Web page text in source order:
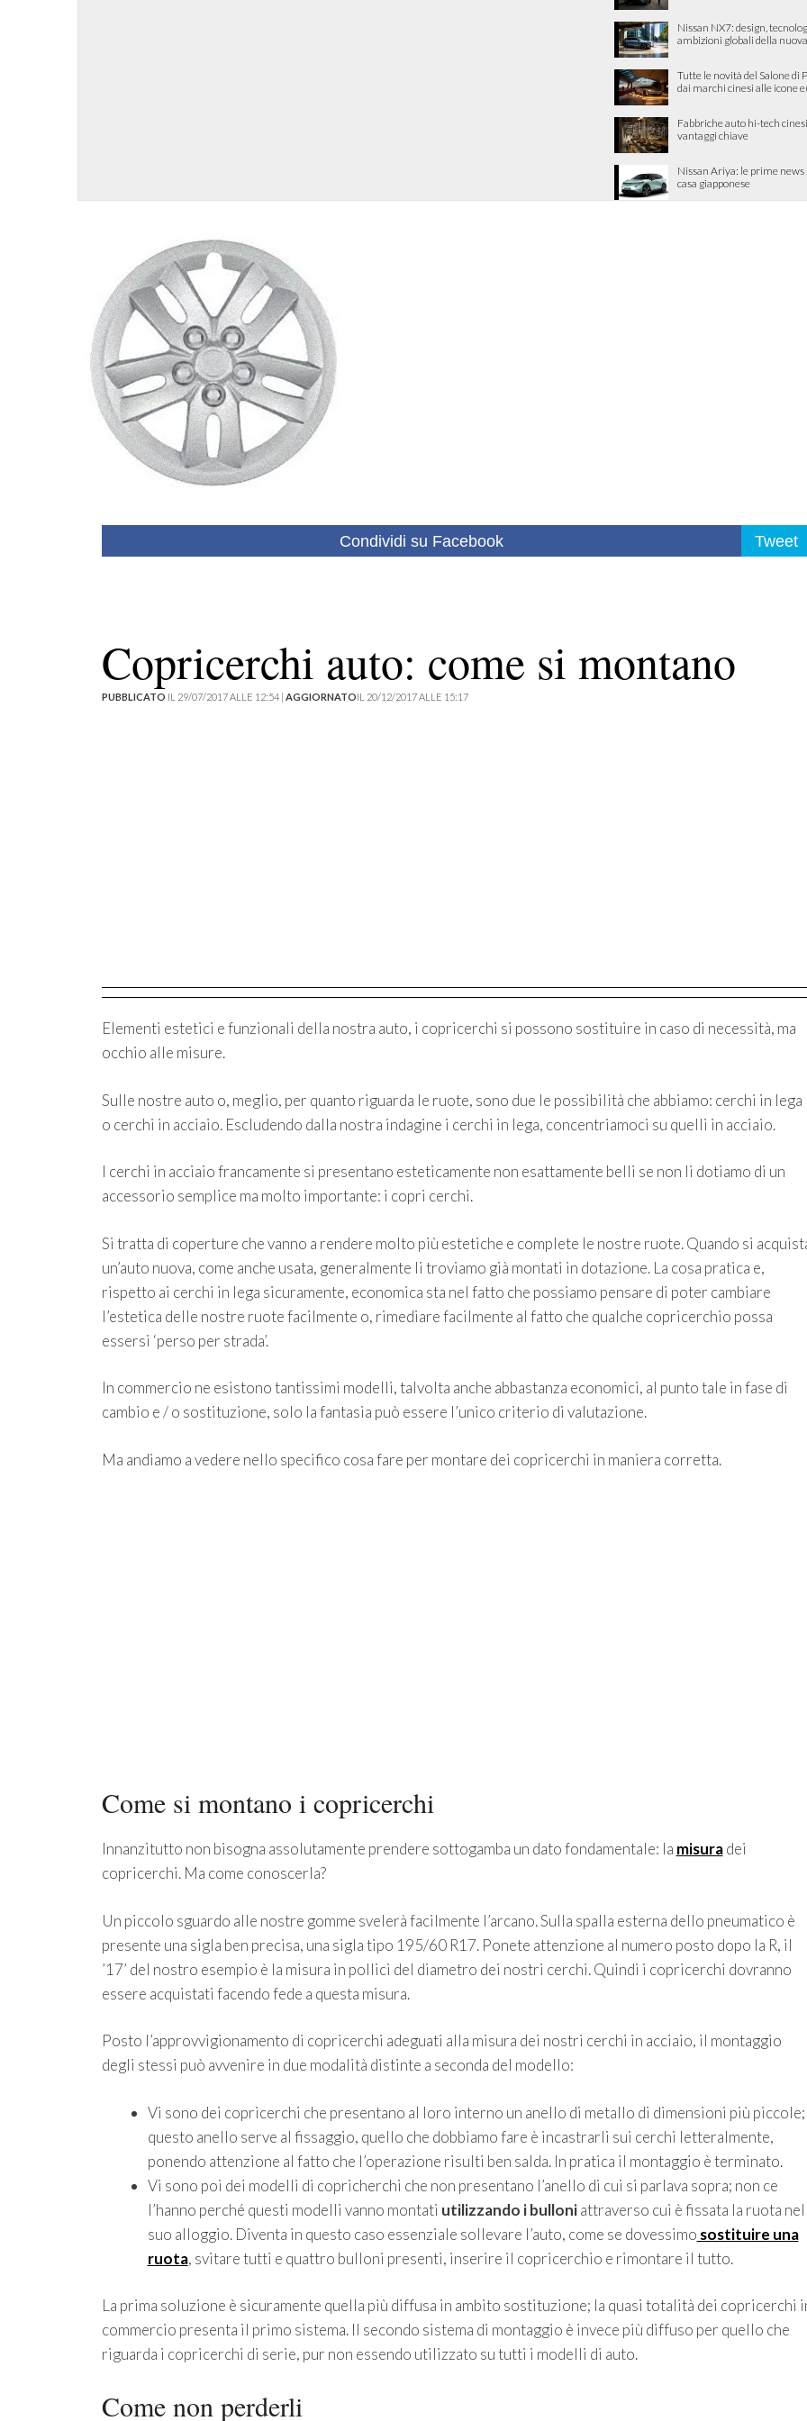
Nissan NX7: design,
ambizioni globali della
Tutte le novità del Salone di
dai marchi cinesi alle icone
Fabbriche auto hi-tech
vantaggi chiave
Nissan Ariya: le prime news
casa giapponese
Condividi su Facebook Tweet
Copricerchi auto: come si montano
PUBBLICATO IL 29/07/2017 ALLE 12:54 | AGGIORNATOIL 20/12/2017 ALLE 15:17
Elementi estetici e funzionali della nostra auto, i copricerchi si possono sostituire in caso di necessità, ma
occhio alle misure.
Sulle nostre auto o, meglio, per quanto riguarda le ruote, sono due le possibilità che abbiamo: cerchi in lega
o cerchi in acciaio. Escludendo dalla nostra indagine i cerchi in lega, concentriamoci su quelli in acciaio.
I cerchi in acciaio francamente si presentano esteticamente non esattamente belli se non li dotiamo di un
accessorio semplice ma molto importante: i copri cerchi.
Si tratta di coperture che vanno a rendere molto più estetiche e complete le nostre ruote. Quando si
un’auto nuova, come anche usata, generalmente li troviamo già montati in dotazione. La cosa pratica e,
rispetto ai cerchi in lega sicuramente, economica sta nel fatto che possiamo pensare di poter cambiare
l’estetica delle nostre ruote facilmente o, rimediare facilmente al fatto che qualche copricerchio possa
essersi ‘perso per strada’.
In commercio ne esistono tantissimi modelli, talvolta anche abbastanza economici, al punto tale in fase di
cambio e / o sostituzione, solo la fantasia può essere l’unico criterio di valutazione.
Ma andiamo a vedere nello specifico cosa fare per montare dei copricerchi in maniera corretta.
Come si montano i copricerchi
Innanzitutto non bisogna assolutamente prendere sottogamba un dato fondamentale: la misuradei
copricerchi. Ma come conoscerla?
Un piccolo sguardo alle nostre gomme svelerà facilmente l’arcano. Sulla spalla esterna dello pneumatico è
presente una sigla ben precisa, una sigla tipo 195/60 R17. Ponete attenzione al numero posto dopo la R, il
’17’ del nostro esempio è la misura in pollici del diametro dei nostri cerchi. Quindi i copricerchi dovranno
essere acquistati facendo fede a questa misura.
Posto l’approvvigionamento di copricerchi adeguati alla misura dei nostri cerchi in acciaio, il montaggio
degli stessi può avvenire in due modalità distinte a seconda del modello:
Vi sono dei copricerchi che presentano al loro interno un anello di metallo di dimensioni più piccole;
questo anello serve al fissaggio, quello che dobbiamo fare è incastrarli sui cerchi letteralmente,
ponendo attenzione al fatto che l’operazione risulti ben salda. In pratica il montaggio è terminato.
Vi sono poi dei modelli di copricherchi che non presentano l’anello di cui si parlava sopra; non ce
l’hanno perché questi modelli vanno montati utilizzando i bulloniattraverso cui è fissata la ruota nel
suo alloggio. Diventa in questo caso essenziale sollevare l’auto, come se dovessimo sostituire una
ruota, svitare tutti e quattro bulloni presenti, inserire il copricerchio e rimontare il tutto.
La prima soluzione è sicuramente quella più diffusa in ambito sostituzione; la quasi totalità dei copricerchi
commercio presenta il primo sistema. Il secondo sistema di montaggio è invece più diffuso per quello che
riguarda i copricerchi di serie, pur non essendo utilizzato su tutti i modelli di auto.
Come non perderli